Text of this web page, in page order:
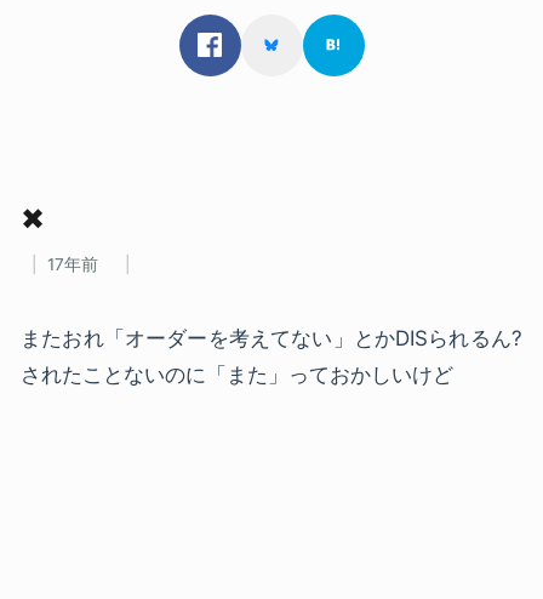
✖
17年前
またおれ「オーダーを考えてない」とかDISられるん?
されたことないのに「また」っておかしいけど